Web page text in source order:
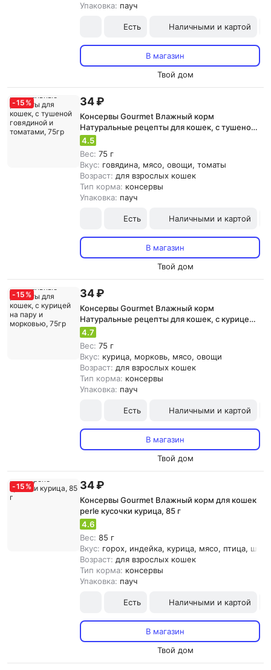
Упаковка: пауч
Есть Наличными и картой
В магазин
Твой дом
-15 % 34 ₽
Консервы Gourmet Влажный корм
Натуральные рецепты для кошек, с тушеной
говядиной и томатами, 75гр
4.5
Вес: 75 г
Вкус: говядина, мясо, овощи, томаты
Возраст: для взрослых кошек
Тип корма: консервы
Упаковка: пауч
Есть Наличными и картой
В магазин
Твой дом
-15 % 34 ₽
Консервы Gourmet Влажный корм
Натуральные рецепты для кошек, с курицей
на пару и морковью, 75гр
4.7
Вес: 75 г
Вкус: курица, морковь, мясо, овощи
Возраст: для взрослых кошек
Тип корма: консервы
Упаковка: пауч
Есть Наличными и картой
В магазин
Твой дом
-15 % 34 ₽
Консервы Gourmet Влажный корм для кошек
perle кусочки курица, 85 г
4.6
Вес: 85 г
Вкус: горох, индейка, курица, мясо, птица,
Возраст: для взрослых кошек
Тип корма: консервы
Упаковка: пауч
Есть Наличными и картой
В магазин
Твой дом